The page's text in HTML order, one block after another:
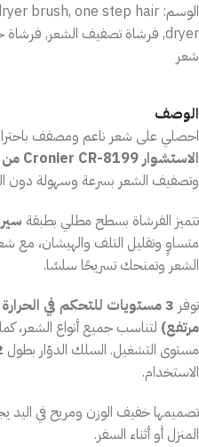
5
out of 5
الوسم: brush, one step hair
dryer
, فرشاة تصفيف الشعر, فرشاة
شعر
الوصف
احصلي على شعر ناعم ومصفف
الاستشوار Cronier CR-8199 من كرونير
وتصفيف الشعر بسرعة وسهولة دون
تتميز الفرشاة بسطح مطلي بطبقة
متساوٍ وتقليل التلف والهيشان، مع
الشعر وتمنحك تسريحًا سلسًا.
توفر
3 مستويات للتحكم في
مرتفع)
مستوى التشغيل. السلك الدوّار بطول 2
الاستخدام.
تصميمها خفيف الوزن ومريح في اليد
المنزل أو أثناء السفر.